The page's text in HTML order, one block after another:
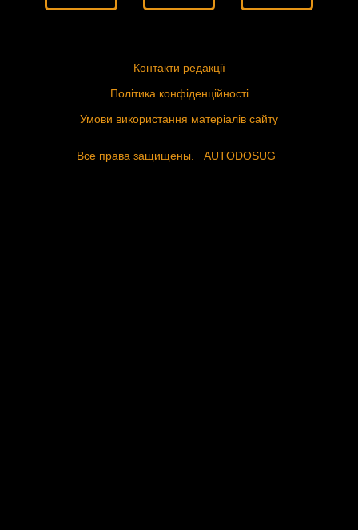
Контакти редакції
Політика конфіденційності
Умови використання матеріалів сайту
Все права защищены. AUTODOSUG